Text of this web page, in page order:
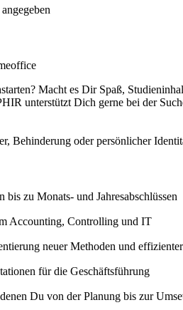
Macht es Dir Spaß,
unterstützt Dich gerne bei der
Behinderung oder persönlicher
zu Monats- und Jahresabschlüssen
Accounting, Controlling und IT
neuer Methoden und
für die Geschäftsführung
Du von der Planung bis zur